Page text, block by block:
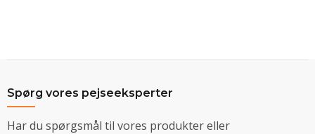
Spørg vores pejseeksperter
Har du spørgsmål til vores produkter eller